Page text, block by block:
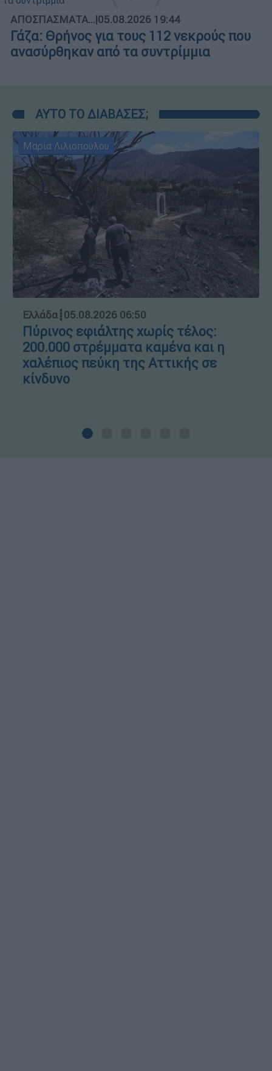
ΑΠΟΣΠΑΣΜΑΤΑ...|05.08.2026 19:44
Γάζα: Θρήνος για τους 112 νεκρούς που
ανασύρθηκαν από τα συντρίμμια
ΑΥΤΟ ΤΟ ΔΙΑΒΑΣΕΣ;
Μαρία Λιλιοπούλου
Ελλάδα┋05.08.2026 06:50
Πύρινος εφιάλτης χωρίς τέλος:
200.000 στρέμματα καμένα και η
χαλέπιος πεύκη της Αττικής σε
κίνδυνο